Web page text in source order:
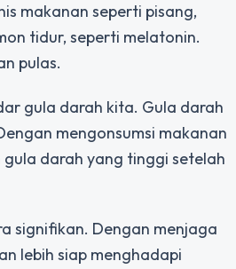
makanan seperti pisang,
tidur, seperti melatonin.
pulas.
gula darah kita. Gula darah
mengonsumsi makanan
darah yang tinggi setelah
signifikan. Dengan menjaga
lebih siap menghadapi